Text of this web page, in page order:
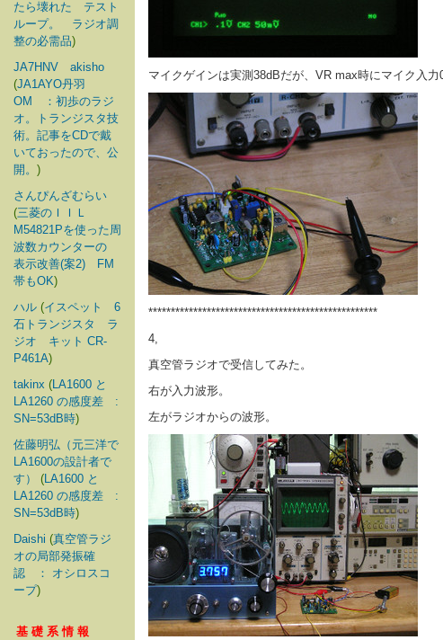
たら壊れた テスト
ループ。 ラジオ調
整の必需品)
JA7HNV akisho
(JA1AYO丹羽
OM ：初歩のラジ
オ。トランジスタ技
術。記事をCDで戴
いておったので、公
開。 )
さんぴんざむらい
(三菱のＩＩＬ
M54821Pを使った周
波数カウンターの
表示改善(案2) FM
帯もOK)
ハル (イスペット 6
石トランジスタ ラ
ジオ キット CR-
P461A)
takinx (LA1600 と
LA1260 の感度差 :
SN=53dB時)
佐藤明弘（元三洋で
LA1600の設計者で
す）
(LA1600 と
LA1260 の感度差 :
SN=53dB時)
Daishi (真空管ラジ
オの局部発振確
認 ： オシロスコ
ープ)
基礎系情報
マイクゲインは実測38dBだが、VR max時にマイク入
***************************************************
4,
真空管ラジオで受信してみた。
右が入力波形。
左がラジオからの波形。